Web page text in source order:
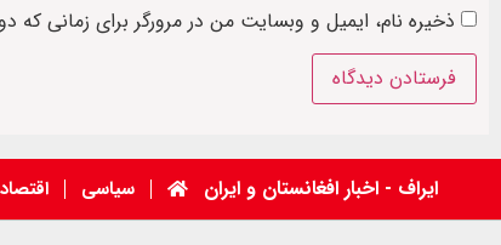
ذخیره نام، ایمیل و وبسایت من در مرورگر برای زمانی که
ایراف - اخبار افغانستان و ایران سیاسی